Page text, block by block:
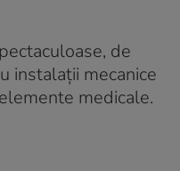
de
instalații mecanice
medicale.